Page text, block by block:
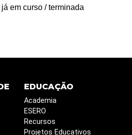
em curso / terminada
EDUCAÇÃO
Academia
ESERO
Recursos
Projetos Educativos